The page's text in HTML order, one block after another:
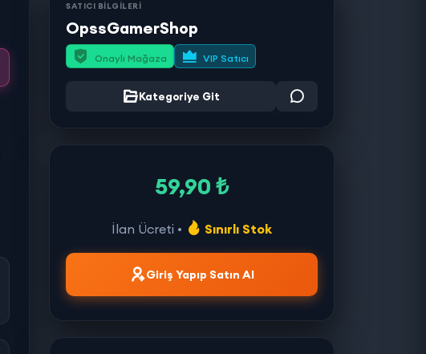
SATICI BİLGİLERİ
OpssGamerShop
Onaylı Mağaza VIP Satıcı
Kategoriye Git
59,90 ₺
İlan Ücreti • Sınırlı Stok
Giriş Yapıp Satın Al